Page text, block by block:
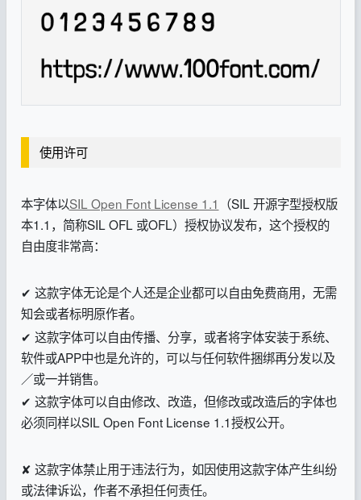
使用许可
本字体以SIL Open Font License 1.1 （SIL 开源字型授权版
本1.1，简称SIL OFL 或OFL）授权协议发布，这个授权的
自由度非常高：
✔ 这款字体无论是个人还是企业都可以自由免费商用，无需
知会或者标明原作者。
✔ 这款字体可以自由传播、分享，或者将字体安装于系统、
软件或APP中也是允许的，可以与任何软件捆绑再分发以及
／或一并销售。
✔ 这款字体可以自由修改、改造，但修改或改造后的字体也
必须同样以SIL Open Font License 1.1授权公开。
✘ 这款字体禁止用于违法行为，如因使用这款字体产生纠纷
或法律诉讼，作者不承担任何责任。